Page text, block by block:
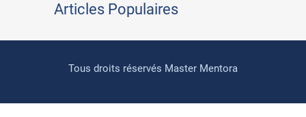
Articles Populaires
Tous droits réservés Master Mentora